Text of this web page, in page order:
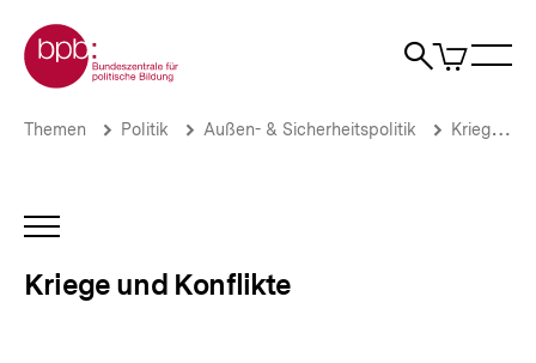
zum
Seiteninhalt
springen
Zur Startseite der bpb
Suche
Artikel
im
Soft
und
Konflikte
bpb.de
Brotkrümelnavigation
Pfadnavigation
Themen Politik Außen- & Sicherheitspolitik Kriege & Konflikte
INHALTSNAVIGATION
Kriege und Konflikte